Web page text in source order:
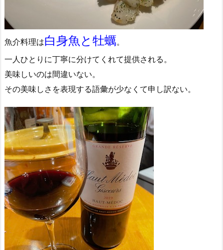
魚介料理は白身魚と牡蠣。
一人ひとりに丁寧に分けてくれて提供される。
美味しいのは間違いない。
その美味しさを表現する語彙が少なくて申し訳ない。